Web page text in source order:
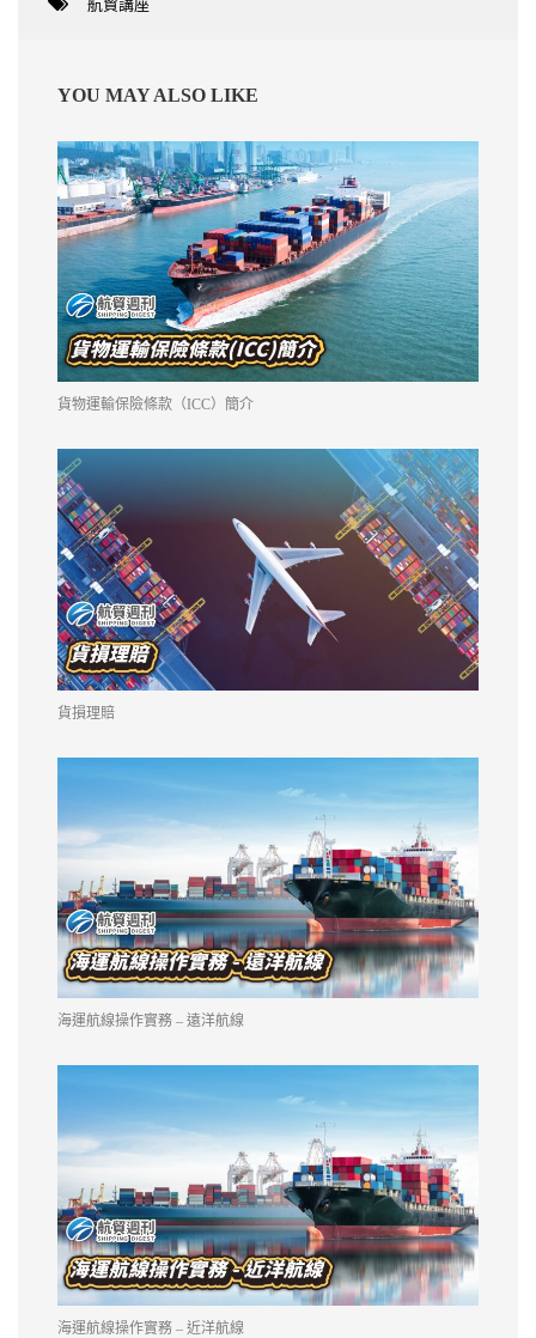
航貿講座
YOU MAY ALSO LIKE
貨物運輸保險條款（ICC）簡介
貨損理賠
海運航線操作實務 – 遠洋航線
海運航線操作實務 – 近洋航線